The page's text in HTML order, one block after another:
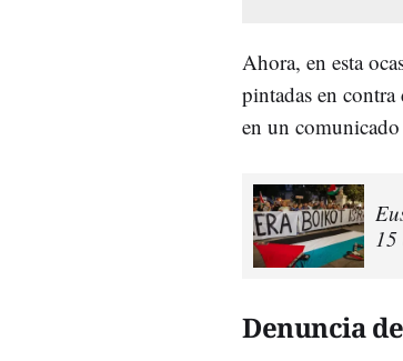
Ahora, en esta
pintadas en
en un
15
Denuncia